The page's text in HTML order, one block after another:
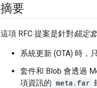
摘要
這項 RFC 提案是針對錨定
系統更新 (OTA) 時，
套件和 Blob 會透過
項資訊的 meta.far